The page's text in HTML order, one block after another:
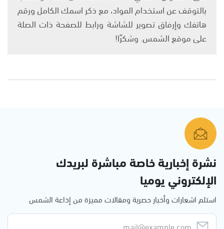
بالتوقف عن استخدام المواد، مع ذكر اسمك الكامل ورقم
هاتفك وإرفاق تصوير للشاشة ورابط للصفحة ذات الصلة
على موقع الشمس. وشكرًا!
نشرة إخبارية خاصة مباشرة لبريدك
الإلكتروني يوميا
استلم اشعارات وأخبار حصرية ومقالات مميزة من إذاعة الشمس